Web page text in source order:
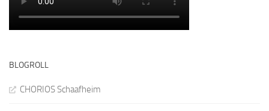
BLOGROLL
CHORIOS Schaafheim